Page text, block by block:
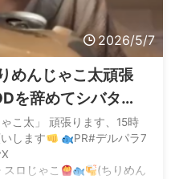
2026/5/7
めんじゃこ太頑張
を辞めてシバター
全ツッパって言葉
えませんか？全ツ
くても最後まで打
こ太」 頑張ります、15時
します
PR#デルパラ7
ロじゃこ
(ちりめん